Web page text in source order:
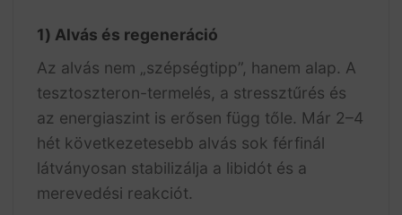
1) Alvás és regeneráció
Az alvás nem „szépségtipp”, hanem alap. A
tesztoszteron-termelés, a stressztűrés és
az energiaszint is erősen függ tőle. Már 2–4
hét következetesebb alvás sok férfinál
látványosan stabilizálja a libidót és a
merevedési reakciót.